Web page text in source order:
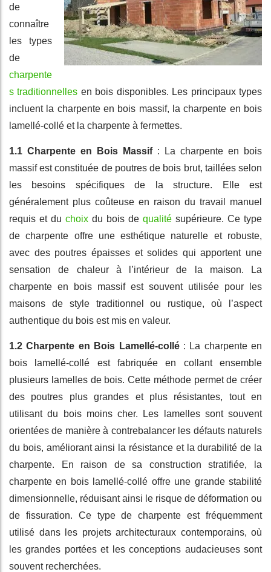
de
connaître
les types
de
charpente
s traditionnelles en bois disponibles. Les principaux types
incluent la charpente en bois massif, la charpente en bois
lamellé-collé et la charpente à fermettes.
1.1 Charpente en Bois Massif: La charpente en bois
massif est constituée de poutres de bois brut, taillées selon
les besoins spécifiques de la structure. Elle est
généralement plus coûteuse en raison du travail manuel
requis et du choix du bois de qualité supérieure. Ce type
de charpente offre une esthétique naturelle et robuste,
avec des poutres épaisses et solides qui apportent une
sensation de chaleur à l’intérieur de la maison. La
charpente en bois massif est souvent utilisée pour les
maisons de style traditionnel ou rustique, où l’aspect
authentique du bois est mis en valeur.
1.2 Charpente en Bois Lamellé-collé: La charpente en
bois lamellé-collé est fabriquée en collant ensemble
plusieurs lamelles de bois. Cette méthode permet de créer
des poutres plus grandes et plus résistantes, tout en
utilisant du bois moins cher. Les lamelles sont souvent
orientées de manière à contrebalancer les défauts naturels
du bois, améliorant ainsi la résistance et la durabilité de la
charpente. En raison de sa construction stratifiée, la
charpente en bois lamellé-collé offre une grande stabilité
dimensionnelle, réduisant ainsi le risque de déformation ou
de fissuration. Ce type de charpente est fréquemment
utilisé dans les projets architecturaux contemporains, où
les grandes portées et les conceptions audacieuses sont
souvent recherchées.